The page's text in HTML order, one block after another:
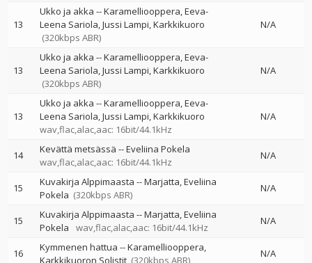
13
Ukko ja akka --Karamelliooppera Eeva-
Leena Sariola Jussi Lampi Karkkikuoro
(320kbps ABR)
N/A
13
Ukko ja akka --Karamelliooppera Eeva-
Leena Sariola Jussi Lampi Karkkikuoro
(320kbps ABR)
N/A
13
Ukko ja akka --Karamelliooppera Eeva-
Leena Sariola Jussi Lampi Karkkikuoro
wav,flac,alac,aac: 16bit/44.1kHz
N/A
14 Kevättä metsässä --Eveliina Pokela
wav,flac,alac,aac: 16bit/44.1kHz
N/A
15 Kuvakirja Alppimaasta --Marjatta Eveliina
Pokela (320kbps ABR)
N/A
15 Kuvakirja Alppimaasta --Marjatta Eveliina
Pokela
wav,flac,alac,aac: 16bit/44.1kHz
N/A
16 Kymmenen hattua --Karamelliooppera
Karkkikuoron Solistit (320kbps ABR)
N/A